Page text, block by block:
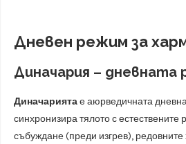
Дневен режим за
Диначария – дневната
Диначариятае аюрведичната
синхронизира тялото с естествените
събуждане (преди изгрев),